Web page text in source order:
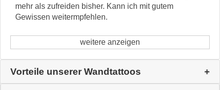
mehr als zufreiden bisher. Kann ich mit gutem
Gewissen weitermpfehlen.
weitere anzeigen
Vorteile unserer Wandtattoos